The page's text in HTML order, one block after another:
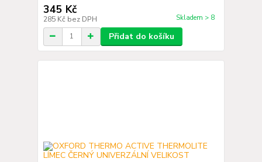
345 Kč
285 Kč bez DPH Skladem > 8
Přidat do košíku